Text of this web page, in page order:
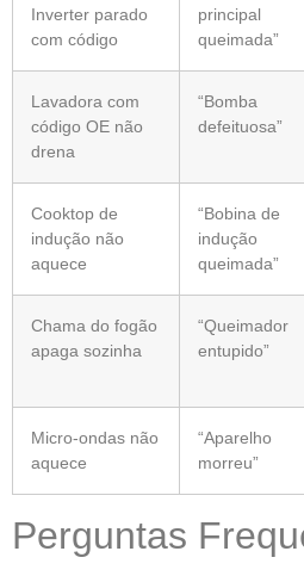
Inverter parado
com código
principal
queimada”
Lavadora com
código OE não
drena
“Bomba
defeituosa”
Cooktop de
indução não
aquece
“Bobina de
indução
queimada”
Chama do fogão
apaga sozinha
“Queimador
entupido”
Micro-ondas não
aquece
“Aparelho
morreu”
Perguntas